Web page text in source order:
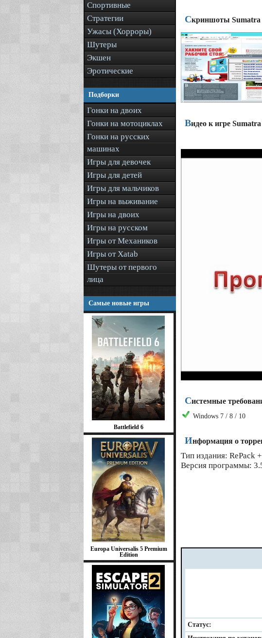
Спортивные
Стратегии
Ужасы (Хорроры)
Шутеры
Экшен
Эротические
Подборки
Гонки на двоих
Гонки на мотоциклах
Гонки на русских
машинах
Игры для девочек
Игры для детей
Игры для мальчиков
Игры на выживание
Игры на двоих
Игры на русском
Игры от Механиков
Игры от Xatab
Шутеры от первого
лица
Самые новые игры
Battlefield 6
Europa Universalis 5 Premium
Edition
Скриншоты Sumatra
Видео к игре
Системные
Windows 7 / 8 / 10
Информация о
Тип издания: RePack
Версия программы:
Статус: